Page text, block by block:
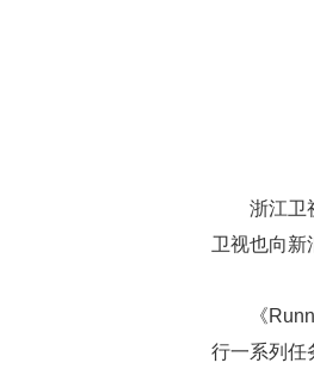
浙江卫
卫视也向新
《
行一系列任